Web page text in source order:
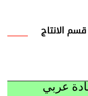
الانتاج
عربي